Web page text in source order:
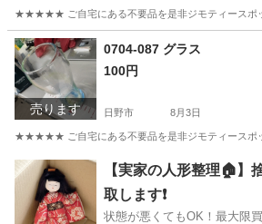
★★★★★ ご自宅にある不要品を是非ジモティースポッ
東京 日野市 現地
売ります
0704-087 グラス
100円
日野市 8月3日
★★★★★ ご自宅にある不要品を是非ジモティースポッ
東京 日野市 食器 現地
【実家の人形整理🏠】
取します❗️
状態が悪くてもOK！最大限